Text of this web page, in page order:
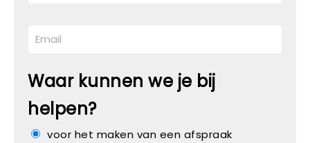
Waar kunnen we je bij
helpen?
voor het maken van een afspraak